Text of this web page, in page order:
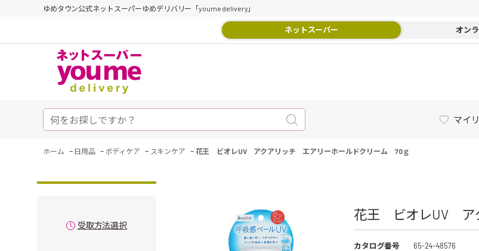
ゆめタウン公式ネットスーパーゆめデリバリー「youme delivery」
ネットスーパー オン
マイ
ホーム - 日用品 - ボディケア - スキンケア - 花王 ビオレUV アクアリッチ エアリーホールドクリーム 70ｇ
受取方法選択
花王 ビオレUV ア
カタログ番号
65-24-48576